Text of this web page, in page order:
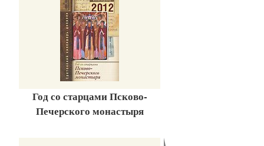
Год со старцами Псково-
Печерского монастыря